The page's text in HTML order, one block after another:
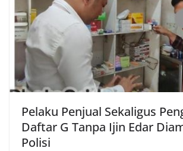
Pelaku Penjual Sekaligus
Daftar G Tanpa Ijin Edar
Polisi